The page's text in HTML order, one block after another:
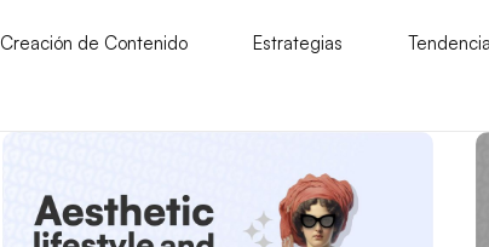
Creación de Contenido Estrategias